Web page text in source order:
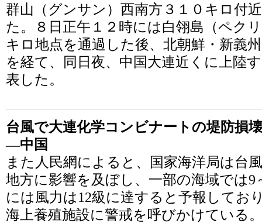
群山（グンサン）西南方３１０キロ付
た。８日正午１２時には白翎島（ペク
キロ地点を通過した後、北朝鮮・新義
を経て、同日夜、中国大連近くに上陸
表した。
台風で大連化学コンビナートの堤防損
―中国
また人民網によると、国家海洋局は台
地方に影響を及ぼし、一部の海域では9
には風力は12級に達すると予報してお
海上養殖施設に警戒を呼びかけている